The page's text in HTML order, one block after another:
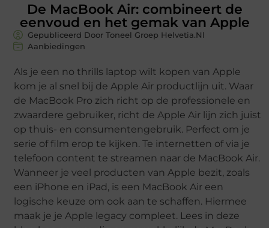
De MacBook Air: combineert de
eenvoud en het gemak van Apple
Gepubliceerd Door Toneel Groep Helvetia.nl
Aanbiedingen
Als je een no thrills laptop wilt kopen van Apple
kom je al snel bij de Apple Air productlijn uit. Waar
de MacBook Pro zich richt op de professionele en
zwaardere gebruiker, richt de Apple Air lijn zich juist
op thuis- en consumentengebruik. Perfect om je
serie of film erop te kijken. Te internetten of via je
telefoon content te streamen naar de MacBook Air.
Wanneer je veel producten van Apple bezit, zoals
een iPhone en iPad, is een MacBook Air een
logische keuze om ook aan te schaffen. Hiermee
maak je je Apple legacy compleet. Lees in deze